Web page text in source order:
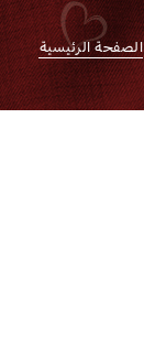
الصفحة الرئيسية